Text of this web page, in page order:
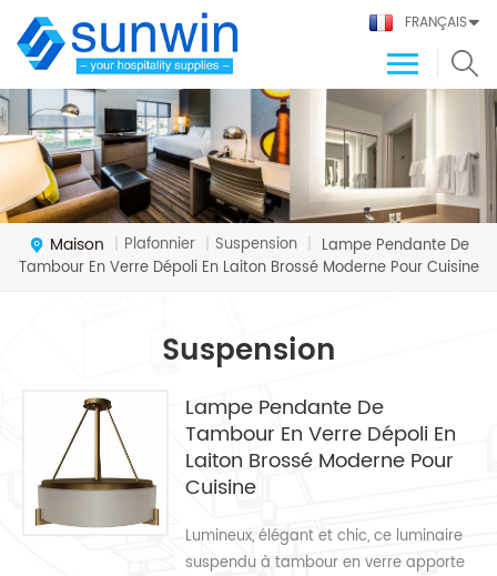
FRANÇAIS
Maison | Plafonnier | Suspension | Lampe Pendante De
Tambour En Verre Dépoli En Laiton Brossé Moderne Pour Cuisine
Suspension
Lampe Pendante De
Tambour En Verre Dépoli En
Laiton Brossé Moderne Pour
Cuisine
Lumineux, élégant et chic, ce luminaire
suspendu à tambour en verre apporte